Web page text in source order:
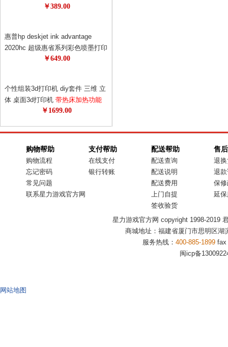
色外观，更美观！打印机也可以时
￥389.00
惠普hp deskjet ink advantage
2020hc 超级惠省系列彩色喷墨打印
惠普超级惠省系列打印机！78元
￥649.00
个性组装3d打印机 diy套件 三维 立
体 桌面3d打印机 带热床加热功能
超值精品 极客必备 3d专享月特供
￥1699.00
购物帮助
购物流程
忘记密码
常见问题
联系星力游戏官方网
支付帮助
在线支付
银行转账
配送帮助
配送查询
配送说明
配送费用
上门自提
签收验货
售
退
退
保
延
星力游戏官方网 copyright 1998-2019
商城地址：福建省厦门市思明区湖
服务热线： 400-885-1899fax
闽icp备
网站地图